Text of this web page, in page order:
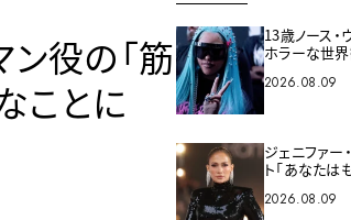
ン役の「筋
ことに
13歳ノース・
ホラーな世
2026.08.09
ジェニファー
ト「あなたは
2026.08.09